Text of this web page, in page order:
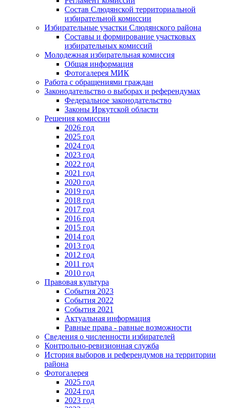
Состав Слюдянской территориальной
избирательной комиссии
Избирательные участки Слюдянского района
Составы и формирование участковых
избирательных комиссий
Молодежная избирательная комиссия
Общая информация
Фотогалерея МИК
Работа с обращениями граждан
Законодательство о выборах и референдумах
Федеральное законодательство
Законы Иркутской области
Решения комиссии
2026 год
2025 год
2024 год
2023 год
2022 год
2021 год
2020 год
2019 год
2018 год
2017 год
2016 год
2015 год
2014 год
2013 год
2012 год
2011 год
2010 год
Правовая культура
События 2023
События 2022
События 2021
Актуальная информация
Равные права - равные возможности
Сведения о численности избирателей
Контрольно-ревизионная служба
История выборов и референдумов на территории
района
Фотогалерея
2025 год
2024 год
2023 год